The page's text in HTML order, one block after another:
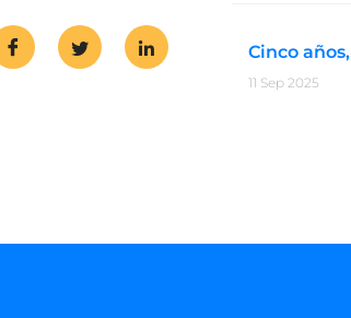
Cinco
11 Sep 2025